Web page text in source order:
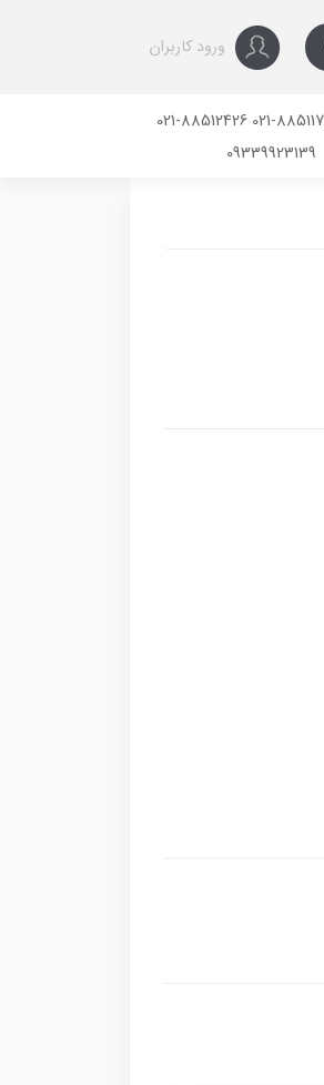
ورود کاربران
021-88511732 021-88512426
09339923139